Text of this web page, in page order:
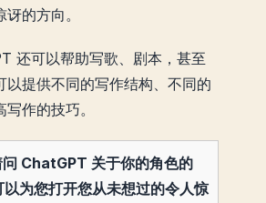
的方向。
还可以帮助写歌、剧本，甚至
以提供不同的写作结构、不同的
作的技巧。
ChatGPT 关于你的角色的
以为您打开您从未想过的令人惊